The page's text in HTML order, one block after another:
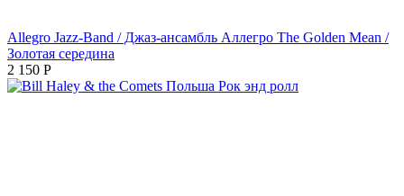
Allegro Jazz-Band / Джаз-ансамбль Аллегро The Golden Mean /
Золотая середина
2 150 Р